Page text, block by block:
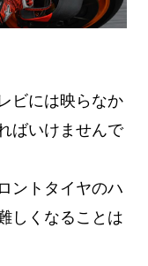
ビには映らなか
ばいけませんで
ントタイヤのハ
しくなることは